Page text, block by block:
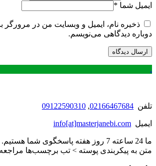
ایمیل شما *
ذخیره نام، ایمیل و وبسایت من در مرورگر
دوباره دیدگاهی می‌نویسم.
.
تلفن 02166467684
,
09122590310
ایمیل info[at]masterjanebi.com
ما 24 ساعته 7 روز هفته پاسخگوی شما
متن به پیکربندی پوسته > تب برچسب‌ها مراجعه